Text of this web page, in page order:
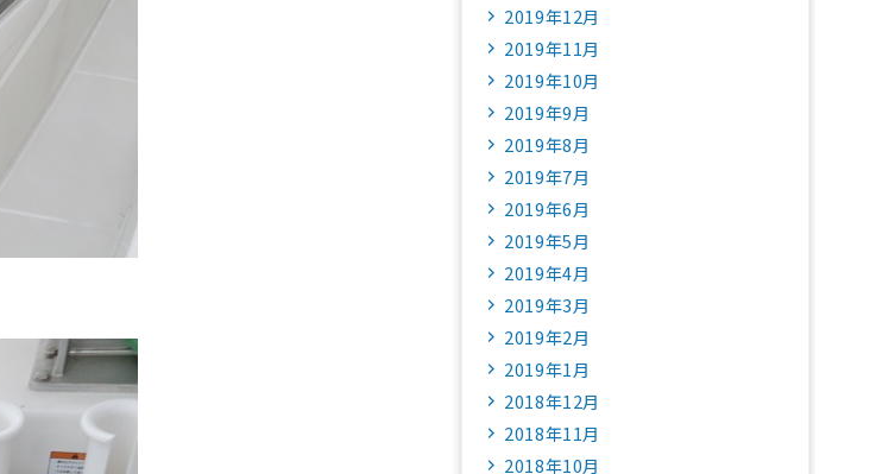
2019年12月
2019年11月
2019年10月
2019年9月
2019年8月
2019年7月
2019年6月
2019年5月
2019年4月
2019年3月
2019年2月
2019年1月
2018年12月
2018年11月
2018年10月